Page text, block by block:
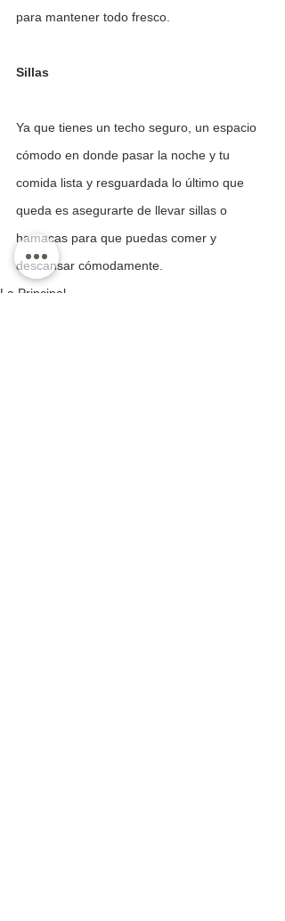
para mantener todo fresco.
Sillas
Ya que tienes un techo seguro, un espacio
cómodo en donde pasar la noche y tu
comida lista y resguardada lo último que
queda es asegurarte de llevar sillas o
hamacas para que puedas comer y
descansar cómodamente.
La Principal